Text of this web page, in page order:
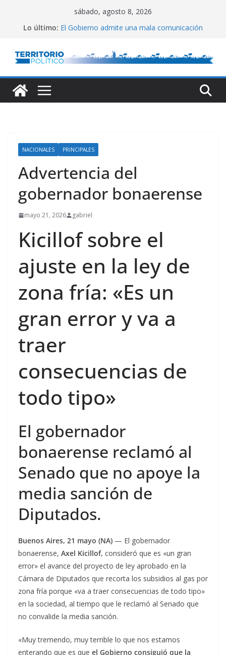
sábado, agosto 8, 2026
Lo último: El Gobierno admite una mala comunicación
Alta inflación en CABA
NACIONALES PRINCIPALES
Advertencia del
gobernador bonaerense
mayo 21, 2026 gabriel
Kicillof sobre el
ajuste en la ley de
zona fría: «Es un
gran error y va a
traer
consecuencias de
todo tipo»
El gobernador
bonaerense reclamó al
Senado que no apoye la
media sanción de
Diputados.
Buenos Aires, 21 mayo (NA) — El gobernador
bonaerense, Axel Kicillof, consideró que es «un gran
error» el avance del proyecto de ley aprobado en la
Cámara de Diputados que recorta los subsidios al gas por
zona fría porque «va a traer consecuencias de todo tipo»
en la sociedad, al tiempo que le reclamó al Senado que
no convalide la media sanción.
«Muy tremendo, muy terrible lo que nos estamos
enterando que es que el Gobierno consiguió que la